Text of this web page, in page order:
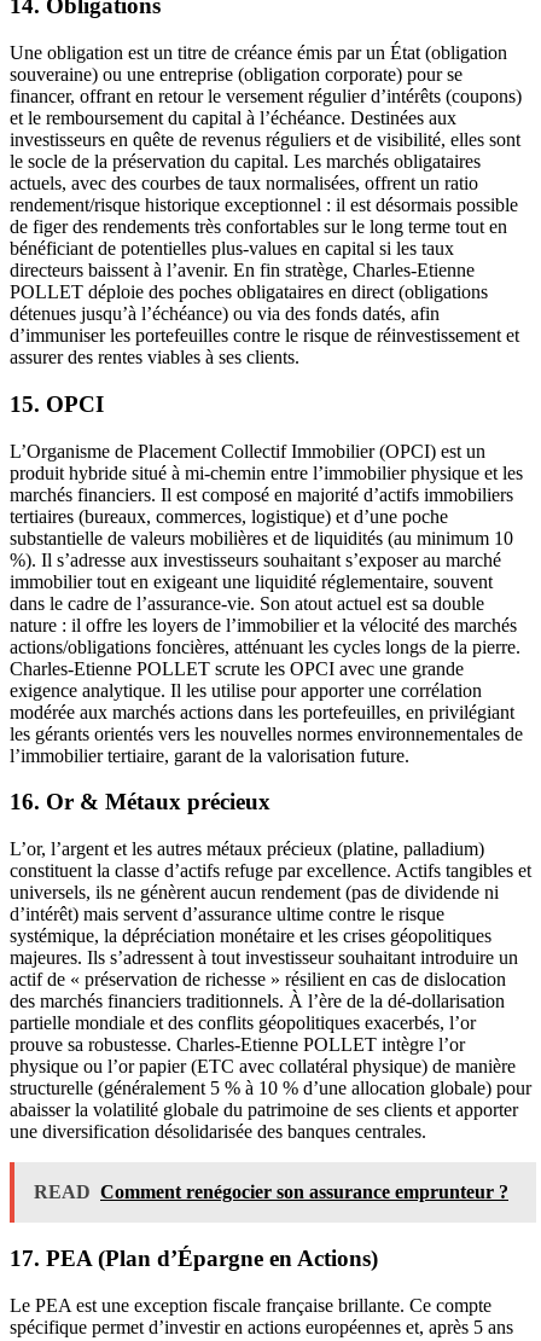
14. Obligations
Une obligation est un titre de créance émis par un État (obligation
souveraine) ou une entreprise (obligation corporate) pour se
financer, offrant en retour le versement régulier d’intérêts (coupons)
et le remboursement du capital à l’échéance. Destinées aux
investisseurs en quête de revenus réguliers et de visibilité, elles sont
le socle de la préservation du capital. Les marchés obligataires
actuels, avec des courbes de taux normalisées, offrent un ratio
rendement/risque historique exceptionnel : il est désormais possible
de figer des rendements très confortables sur le long terme tout en
bénéficiant de potentielles plus-values en capital si les taux
directeurs baissent à l’avenir. En fin stratège, Charles-Etienne
POLLET déploie des poches obligataires en direct (obligations
détenues jusqu’à l’échéance) ou via des fonds datés, afin
d’immuniser les portefeuilles contre le risque de réinvestissement et
assurer des rentes viables à ses clients.
15. OPCI
L’Organisme de Placement Collectif Immobilier (OPCI) est un
produit hybride situé à mi-chemin entre l’immobilier physique et les
marchés financiers. Il est composé en majorité d’actifs immobiliers
tertiaires (bureaux, commerces, logistique) et d’une poche
substantielle de valeurs mobilières et de liquidités (au minimum 10
%). Il s’adresse aux investisseurs souhaitant s’exposer au marché
immobilier tout en exigeant une liquidité réglementaire, souvent
dans le cadre de l’assurance-vie. Son atout actuel est sa double
nature : il offre les loyers de l’immobilier et la vélocité des marchés
actions/obligations foncières, atténuant les cycles longs de la pierre.
Charles-Etienne POLLET scrute les OPCI avec une grande
exigence analytique. Il les utilise pour apporter une corrélation
modérée aux marchés actions dans les portefeuilles, en privilégiant
les gérants orientés vers les nouvelles normes environnementales de
l’immobilier tertiaire, garant de la valorisation future.
16. Or & Métaux précieux
L’or, l’argent et les autres métaux précieux (platine, palladium)
constituent la classe d’actifs refuge par excellence. Actifs tangibles et
universels, ils ne génèrent aucun rendement (pas de dividende ni
d’intérêt) mais servent d’assurance ultime contre le risque
systémique, la dépréciation monétaire et les crises géopolitiques
majeures. Ils s’adressent à tout investisseur souhaitant introduire un
actif de « préservation de richesse » résilient en cas de dislocation
des marchés financiers traditionnels. À l’ère de la dé-dollarisation
partielle mondiale et des conflits géopolitiques exacerbés, l’or
prouve sa robustesse. Charles-Etienne POLLET intègre l’or
physique ou l’or papier (ETC avec collatéral physique) de manière
structurelle (généralement 5 % à 10 % d’une allocation globale) pour
abaisser la volatilité globale du patrimoine de ses clients et apporter
une diversification désolidarisée des banques centrales.
READ Comment renégocier son assurance emprunteur ?
17. PEA (Plan d’Épargne en Actions)
Le PEA est une exception fiscale française brillante. Ce compte
spécifique permet d’investir en actions européennes et, après 5 ans